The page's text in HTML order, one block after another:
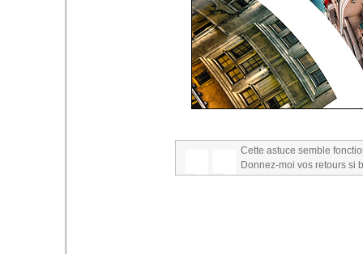
Cette astuce semble
Donnez-moi vos retours si